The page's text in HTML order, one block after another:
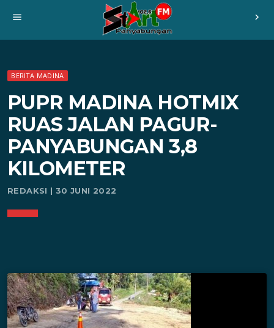
menu chevron_right
BERITA MADINA
PUPR MADINA HOTMIX
RUAS JALAN PAGUR-
PANYABUNGAN 3,8
KILOMETER
REDAKSI | 30 JUNI 2022